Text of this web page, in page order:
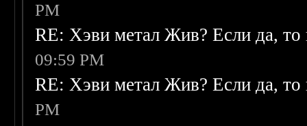
PM
RE: Хэви метал Жив? Если да, то
09:59 PM
RE: Хэви метал Жив? Если да, то
PM